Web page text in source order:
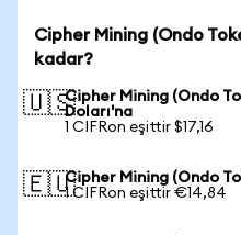
Cipher Mining (Ondo
kadar?
🇺🇸Cipher Mining (Ondo
Doları'na
1 CIFRon eşittir $17,16
🇪🇺Cipher Mining (Ondo
1 CIFRon eşittir €14,84